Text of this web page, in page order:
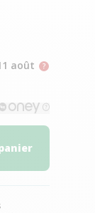
août